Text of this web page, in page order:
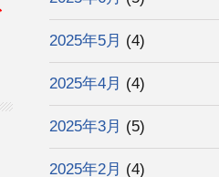
2025年5月 (4)
2025年4月 (4)
2025年3月 (5)
2025年2月 (4)